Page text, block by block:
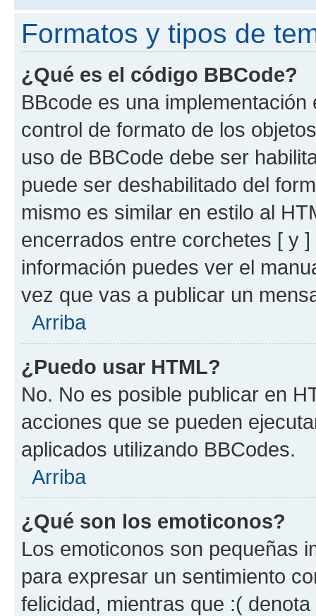
Formatos y tipos de
¿Qué es el código BBCode?
BBcode es una
control de formato de los
uso de BBCode debe ser
puede ser deshabilitado del
mismo es similar en estilo al
encerrados entre corchetes [ y
información puedes ver el
vez que vas a publicar un
Arriba
¿Puedo usar HTML?
No. No es posible publicar en
acciones que se pueden
aplicados utilizando BBCodes.
Arriba
¿Qué son los emoticonos?
Los emoticonos son pequeñas
para expresar un sentimiento
felicidad, mientras que :(